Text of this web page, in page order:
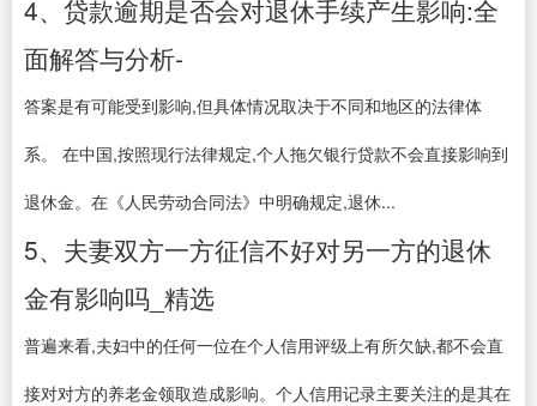
4、贷款逾期是否会对退休手续产生影响:全
面解答与分析-
答案是有可能受到影响,但具体情况取决于不同和地区的法律体
系。 在中国,按照现行法律规定,个人拖欠银行贷款不会直接影响到
退休金。在《人民劳动合同法》中明确规定,退休...
5、夫妻双方一方征信不好对另一方的退休
金有影响吗_精选
普遍来看,夫妇中的任何一位在个人信用评级上有所欠缺,都不会直
接对对方的养老金领取造成影响。个人信用记录主要关注的是其在